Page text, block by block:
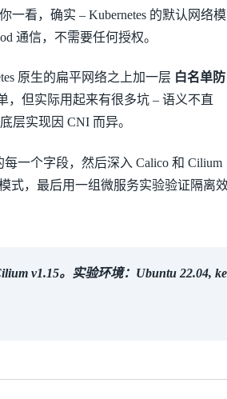
一看，确实 – Kubernetes 的默认网络模
通信，不需要任何授权。
原生的扁平网络之上加一层 白名单防
，但实际用起来有很多坑 – 语义不直
层实现因 CNI 而异。
一个字段，然后深入 Calico 和 Cilium
式，最后用一组微服务实验验证隔离
v1.15。实验环境：Ubuntu 22.04,